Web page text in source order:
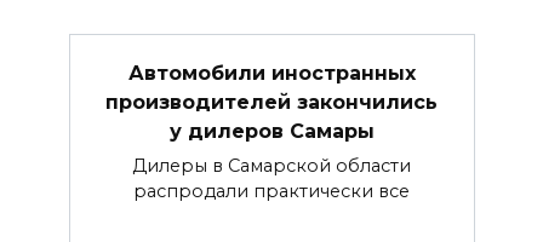
Автомобили иностранных
производителей закончились
у дилеров Самары
Дилеры в Самарской области
распродали практически все